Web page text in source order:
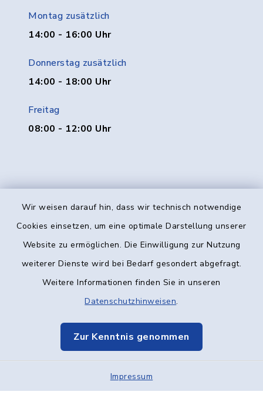
Wir weisen darauf hin, dass wir technisch notwendige
Cookies einsetzen, um eine optimale Darstellung unserer
Website zu ermöglichen. Die Einwilligung zur Nutzung
weiterer Dienste wird bei Bedarf gesondert abgefragt.
Weitere Informationen finden Sie in unseren
Datenschutzhinweisen.
Zur Kenntnis genommen
Impressum
Montag zusätzlich
14:00 - 16:00 Uhr
Donnerstag zusätzlich
14:00 - 18:00 Uhr
Freitag
08:00 - 12:00 Uhr
Kontakt
Datenschutz
Elektronische Kommunikation
Sitemap